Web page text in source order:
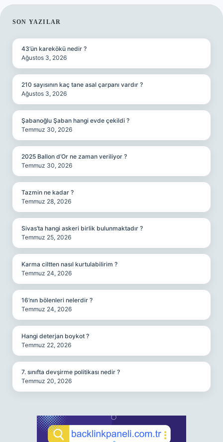
SIDEBAR
SON YAZILAR
43’ün karekökü nedir ?
Ağustos 3, 2026
210 sayısının kaç tane asal çarpanı vardır ?
Ağustos 3, 2026
Şabanoğlu Şaban hangi evde çekildi ?
Temmuz 30, 2026
2025 Ballon d’Or ne zaman veriliyor ?
Temmuz 30, 2026
Tazmin ne kadar ?
Temmuz 28, 2026
Sivas’ta hangi askeri birlik bulunmaktadır ?
Temmuz 25, 2026
Karma ciltten nasıl kurtulabilirim ?
Temmuz 24, 2026
16’nın bölenleri nelerdir ?
Temmuz 24, 2026
Hangi deterjan boykot ?
Temmuz 22, 2026
7. sınıfta devşirme politikası nedir ?
Temmuz 20, 2026